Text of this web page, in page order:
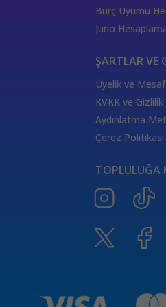
Güç Kartı Anlamı
Güç Kartı Sağlık
Adalet
Tarotta Savaş
Savaş Arabası Kariyer Anlamı
Tarotta Ermiş Kartı
Aralık ayı burç
Merkür Oğlak
haftalık burç yorumları
İlişki
Sinastri
Burç Uyumu
Juno
ŞARTLAR VE
Üyelik ve
KVKK ve Gizlilik
Aydınlatma
Çerez Politikası
TOPLULUĞA